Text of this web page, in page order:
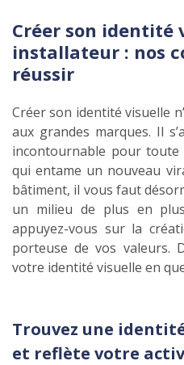
Créer son identité
installateur : nos
réussir
Créer son identité visuelle
aux grandes marques. Il
incontournable pour
qui entame un nouveau
bâtiment, il vous faut
un milieu de plus en
appuyez-vous sur la
porteuse de vos valeurs.
votre identité visuelle en
Trouvez une
et reflète votre